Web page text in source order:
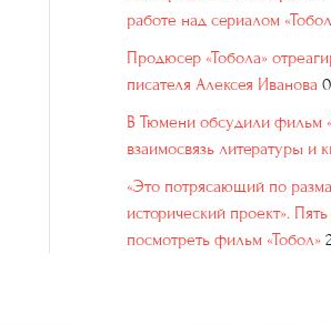
работе над сериалом
Продюсер «Тобола»
писателя Алексея Иванова
В Тюмени обсудили фильм
взаимосвязь литературы и
«Это потрясающий по
исторический проект».
посмотреть фильм «Тобол»